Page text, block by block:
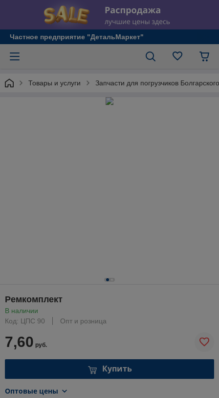
Частное предприятие "ДетальМаркет"
Товары и услуги Запчасти для погрузчиков
Ремкомплект
В наличии
Код: ЦПС 90
Опт и розница
7,60 руб.
Купить
Оптовые цены